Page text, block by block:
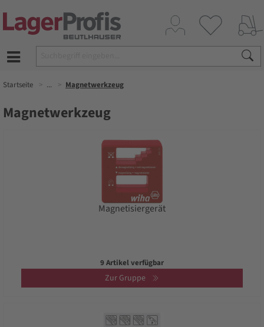
Startseite ... Magnetwerkzeug
Magnetwerkzeug
Magnetisiergerät
9 Artikel verfügbar
Zur Gruppe